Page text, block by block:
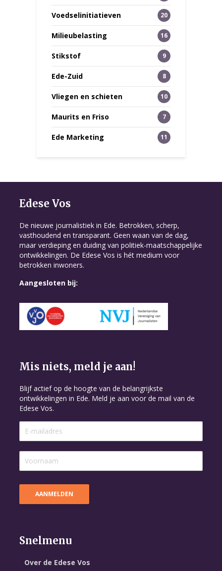
Voedselinitiatieven 20
Milieubelasting 16
Stikstof 9
Ede-Zuid 8
Vliegen en schieten 10
Maurits en Friso 7
Ede Marketing 11
Edese Vos
De nieuwe journalistiek in Ede. Betrokken, scherp,
vasthoudend en transparant. Geen waan van de dag,
maar verdieping en duiding van politiek-maatschappelijke
ontwikkelingen. De Edese Vos is hét medium voor
betrokken inwoners.
Aangesloten bij:
Mis niets, meld je aan!
Blijf actief op de hoogte van de belangrijkste
ontwikkelingen in Ede. Meld je aan voor de mail van de
Edese Vos.
Snelmenu
Over de Edese Vos